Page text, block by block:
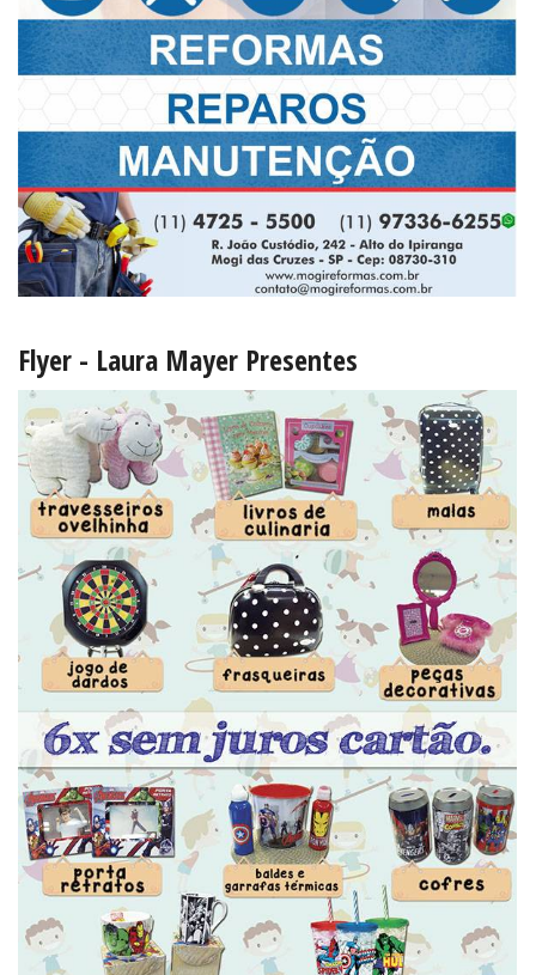
Flyer - Laura Mayer Presentes